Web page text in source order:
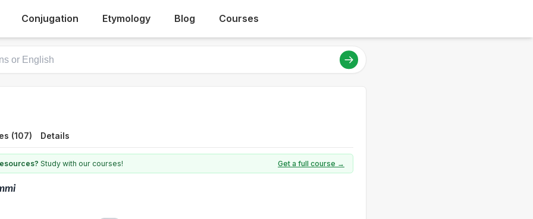
Conjugation Etymology Blog Courses
(107) Details
Study with our courses! Get a full course →